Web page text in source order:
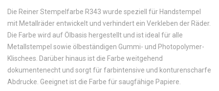
Die Reiner Stempelfarbe R343 wurde speziell für Handstempel
mit Metallräder entwickelt und verhindert ein Verkleben der Räder.
Die Farbe wird auf Ölbasis hergestellt und ist ideal für alle
Metallstempel sowie ölbeständigen Gummi- und Photopolymer-
Klischees. Darüber hinaus ist die Farbe weitgehend
dokumentenecht und sorgt für farbintensive und konturenscharfe
Abdrucke. Geeignet ist die Farbe für saugfähige Papiere.